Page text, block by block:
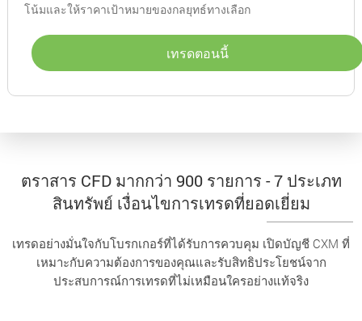
โน้มและให้ราคาเป้าหมายของกลยุทธ์ทางเลือก
เทรดตอนนี้
ตราสาร CFD มากกว่า 900 รายการ - 7 ประเภท
สินทรัพย์ เงื่อนไขการเทรดที่ยอดเยี่ยม
เทรดอย่างมั่นใจกับโบรกเกอร์ที่ได้รับการควบคุม เปิดบัญชี CXM ที่
เหมาะกับความต้องการของคุณและรับสิทธิประโยชน์จาก
ประสบการณ์การเทรดที่ไม่เหมือนใครอย่างแท้จริง